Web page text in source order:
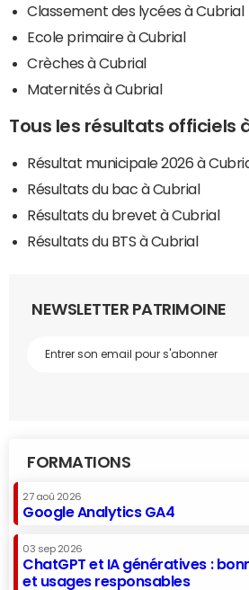
Classement des lycées à Cubrial
Ecole primaire à Cubrial
Crèches à Cubrial
Maternités à Cubrial
Tous les résultats officiels
Résultat municipale 2026 à
Résultats du bac à Cubrial
Résultats du brevet à Cubrial
Résultats du BTS à Cubrial
NEWSLETTER PATRIMOINE
FORMATIONS
27 aoû 2026
Google Analytics GA4
03 sep 2026
ChatGPT et IA génératives :
et usages responsables